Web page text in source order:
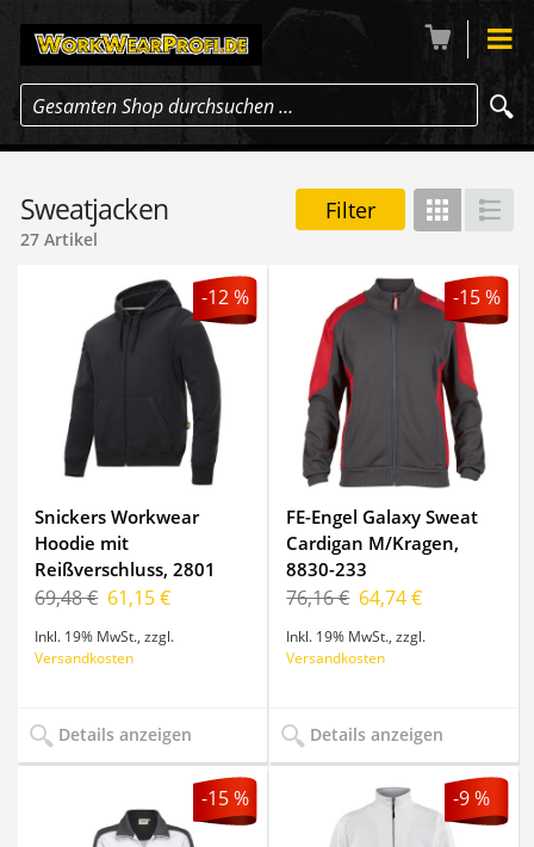
Gesamten Shop durchsuchen …
Sweatjacken Filter Gitter
27 Artikel
-12 %
Snickers Workwear
Hoodie mit
Reißverschluss, 2801
69,48 € 61,15 €
Inkl. 19% MwSt. ,zzgl.
Versandkosten
Details anzeigen
-15 %
FE-Engel Galaxy Sweat
Cardigan M/Kragen,
8830-233
76,16 € 64,74 €
Inkl. 19% MwSt. ,zzgl.
Versandkosten
Details anzeigen
-15 % -9 %